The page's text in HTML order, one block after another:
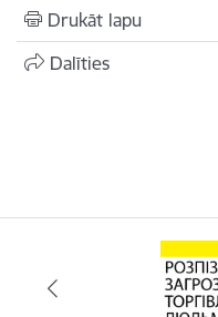
Drukāt lapu
Dalīties